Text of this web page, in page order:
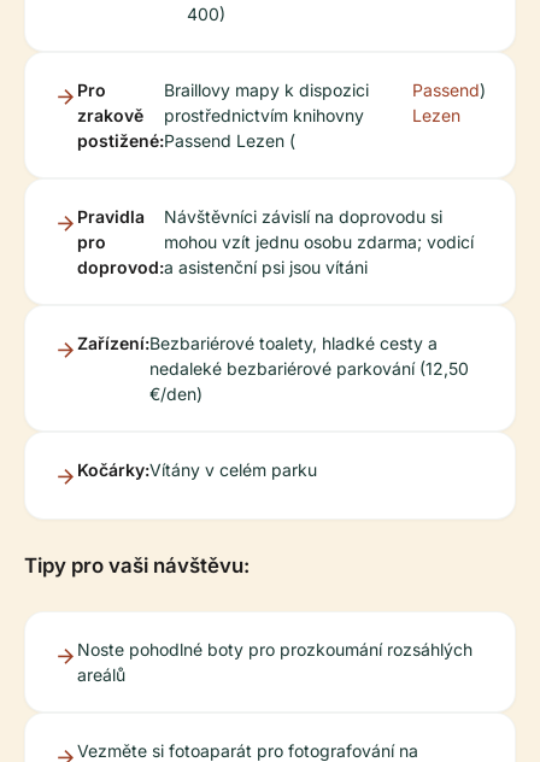
400)
Pro
zrakově
postižené:
Braillovy mapy k dispozici
prostřednictvím knihovny
Passend Lezen (
Passend
Lezen
)
Pravidla
pro
doprovod:
Návštěvníci závislí na doprovodu si
mohou vzít jednu osobu zdarma; vodicí
a asistenční psi jsou vítáni
Zařízení:Bezbariérové toalety, hladké cesty a
nedaleké bezbariérové parkování (12,50
€/den)
Kočárky:Vítány v celém parku
Tipy pro vaši návštěvu:
Noste pohodlné boty pro prozkoumání rozsáhlých
areálů
Vezměte si fotoaparát pro fotografování na